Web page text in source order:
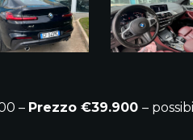
– Prezzo €39.900 –